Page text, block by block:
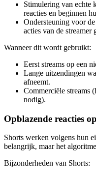
Stimulering van echte
reacties en beginnen
Ondersteuning voor
acties van de streamer
Wanneer dit wordt gebruikt:
Eerst streams op een
Lange uitzendingen
afneemt.
Commerciële streams
nodig).
Opblazende reacties
Shorts werken volgens hun
belangrijk, maar het
Bijzonderheden van Shorts: